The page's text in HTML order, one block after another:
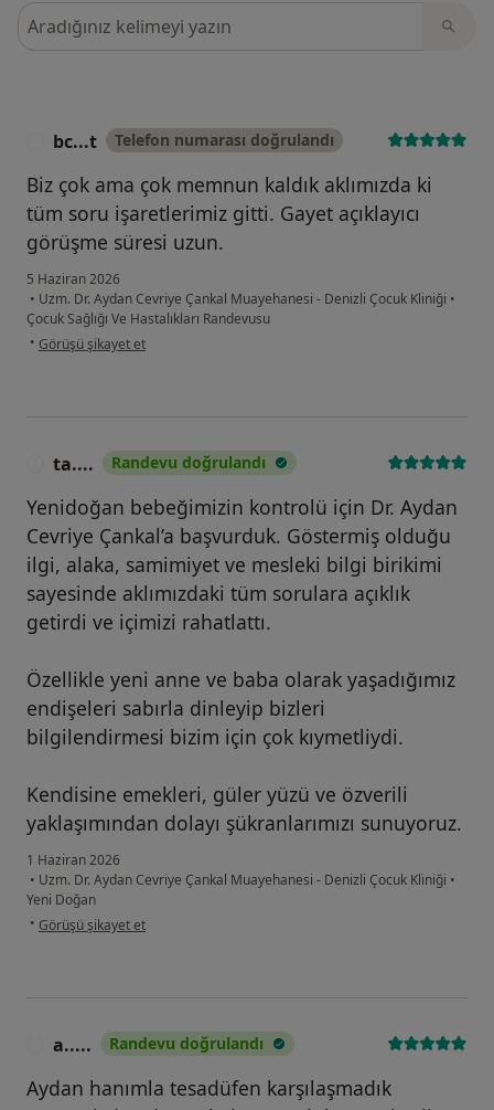
Görüşler içerisinde ara
bc...t Telefon numarası doğrulandı
Biz çok ama çok memnun kaldık aklımızda ki
tüm soru işaretlerimiz gitti. Gayet açıklayıcı
görüşme süresi uzun.
5 Haziran 2026
• Uzm. Dr. Aydan Cevriye Çankal Muayehanesi - Denizli Çocuk Kliniği •
Çocuk Sağlığı Ve Hastalıkları Randevusu
• kullanıcının görüşüne göre bc...t
Görüşü şikayet et
ta.... Randevu doğrulandı
Yenidoğan bebeğimizin kontrolü için Dr. Aydan
Cevriye Çankal’a başvurduk. Göstermiş olduğu
ilgi, alaka, samimiyet ve mesleki bilgi birikimi
sayesinde aklımızdaki tüm sorulara açıklık
getirdi ve içimizi rahatlattı.
Özellikle yeni anne ve baba olarak yaşadığımız
endişeleri sabırla dinleyip bizleri
bilgilendirmesi bizim için çok kıymetliydi.
Kendisine emekleri, güler yüzü ve özverili
yaklaşımından dolayı şükranlarımızı sunuyoruz.
1 Haziran 2026
• Uzm. Dr. Aydan Cevriye Çankal Muayehanesi - Denizli Çocuk Kliniği •
Yeni Doğan
• kullanıcının görüşüne göre ta....
Görüşü şikayet et
a..... Randevu doğrulandı
Aydan hanımla tesadüfen karşılaşmadık